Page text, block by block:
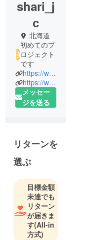
shari_j
c
北海道
初めてのプ
ロジェクト
です
https://www.shari-jc.com/
https://www.facebook.com/JCIshari/
メッセー
ジを送る
リターンを
選ぶ
目標金額
未達でも
リターン
が届きま
す(All-in
方式)